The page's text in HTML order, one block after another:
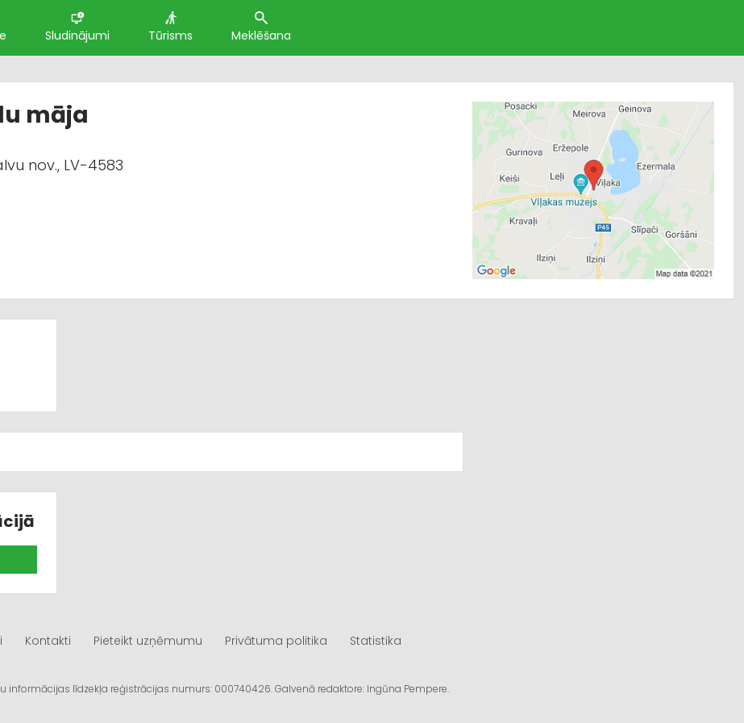
Sludinājumi Tūrisms Meklēšana
māja
nov., LV-4583
Kontakti Pieteikt uzņēmumu Privātuma politika Statistika
informācijas līdzekļa reģistrācijas numurs: 000740426. Galvenā redaktore: Ingūna Pempere.